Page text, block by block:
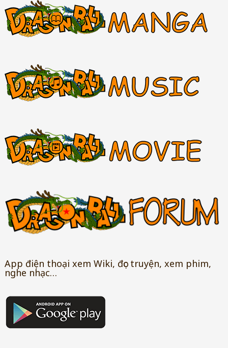
App điện thoại xem Wiki, đọc truyện, xem phim,
nghe nhạc…